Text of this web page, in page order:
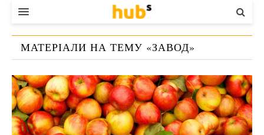
ВЛАДА
ЕКОНОМІКА
БІЗНЕС
СТАРТЕР
КОНТАКТИ
МАТЕРІАЛИ НА ТЕМУ «ЗАВОД»